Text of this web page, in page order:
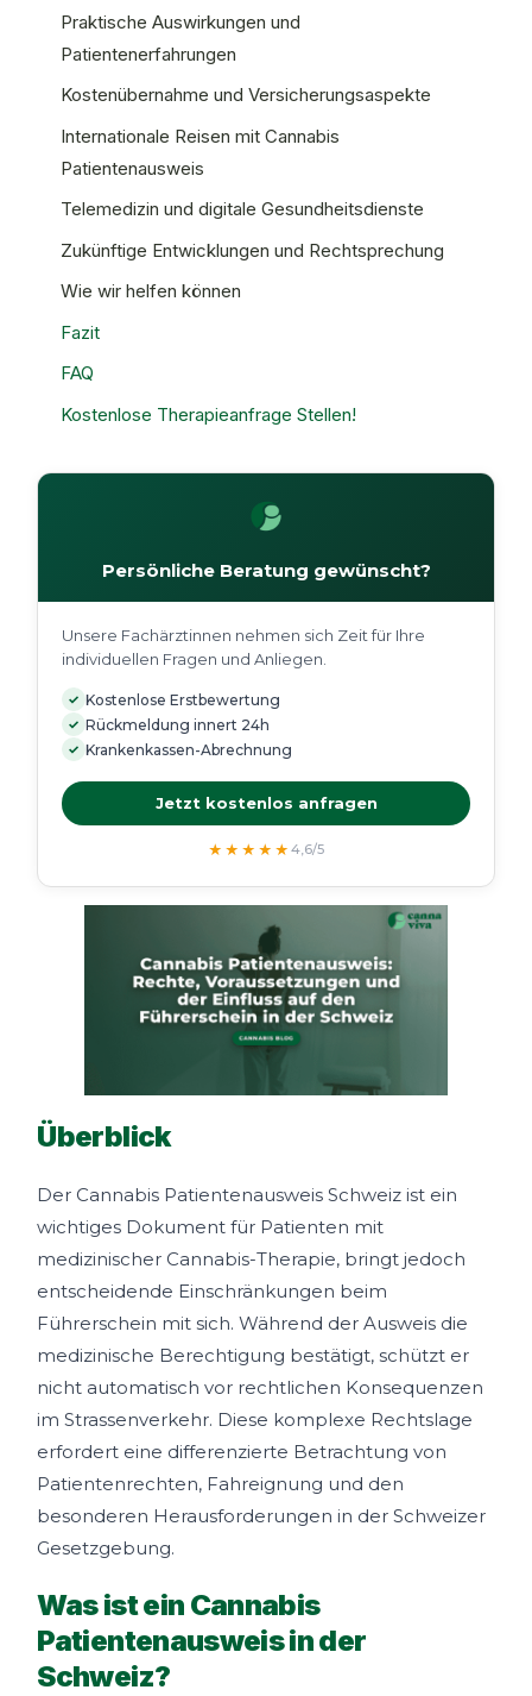
Praktische Auswirkungen und
Patientenerfahrungen
Kostenübernahme und Versicherungsaspekte
Internationale Reisen mit Cannabis
Patientenausweis
Telemedizin und digitale Gesundheitsdienste
Zukünftige Entwicklungen und Rechtsprechung
Wie wir helfen können
Fazit
FAQ
Kostenlose Therapieanfrage Stellen!
Persönliche Beratung gewünscht?
Unsere Fachärztinnen nehmen sich Zeit für Ihre
individuellen Fragen und Anliegen.
✓ Kostenlose Erstbewertung
✓ Rückmeldung innert 24h
✓ Krankenkassen-Abrechnung
Jetzt kostenlos anfragen
★★★★★ 4,6/5
Überblick
Der Cannabis Patientenausweis Schweiz ist ein
wichtiges Dokument für Patienten mit
medizinischer Cannabis-Therapie, bringt jedoch
entscheidende Einschränkungen beim
Führerschein mit sich. Während der Ausweis die
medizinische Berechtigung bestätigt, schützt er
nicht automatisch vor rechtlichen Konsequenzen
im Strassenverkehr. Diese komplexe Rechtslage
erfordert eine differenzierte Betrachtung von
Patientenrechten, Fahreignung und den
besonderen Herausforderungen in der Schweizer
Gesetzgebung.
Was ist ein Cannabis
Patientenausweis in der
Schweiz?